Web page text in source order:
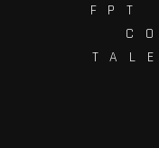
FPT